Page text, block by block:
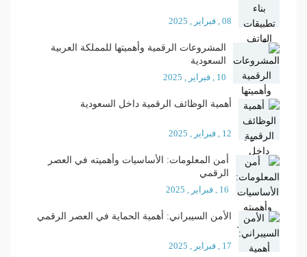
08 , فبراير , 2025
المشروعات الرقمية وأهميتها للمملكة العربية
السعودية
10 , فبراير , 2025
أهمية الوظائف الرقمية داخل السعودية
12 , فبراير , 2025
أمن المعلومات: الأساسيات وأهميته في العصر
الرقمي
16 , فبراير , 2025
الأمن السيبراني: أهمية الحماية في العصر الرقمي
17 , فبراير , 2025